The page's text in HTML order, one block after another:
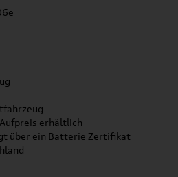
erhältlich
über ein Batterie Zertifikat